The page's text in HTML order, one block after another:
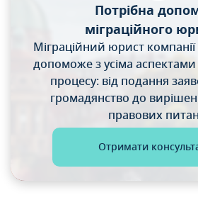
Потрібна
міграційного
Міграційний юрист
допоможез усіма
процесу: від подання
громадянство до
правових
Отримати